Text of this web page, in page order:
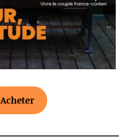
Acheter